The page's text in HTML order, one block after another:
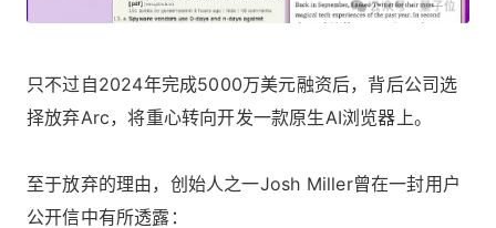
只不过自2024年完成5000万美元融资后，背后公司选
择放弃Arc，将重心转向开发一款原生AI浏览器上。
至于放弃的理由，创始人之一Josh Miller曾在一封用户
公开信中有所透露：